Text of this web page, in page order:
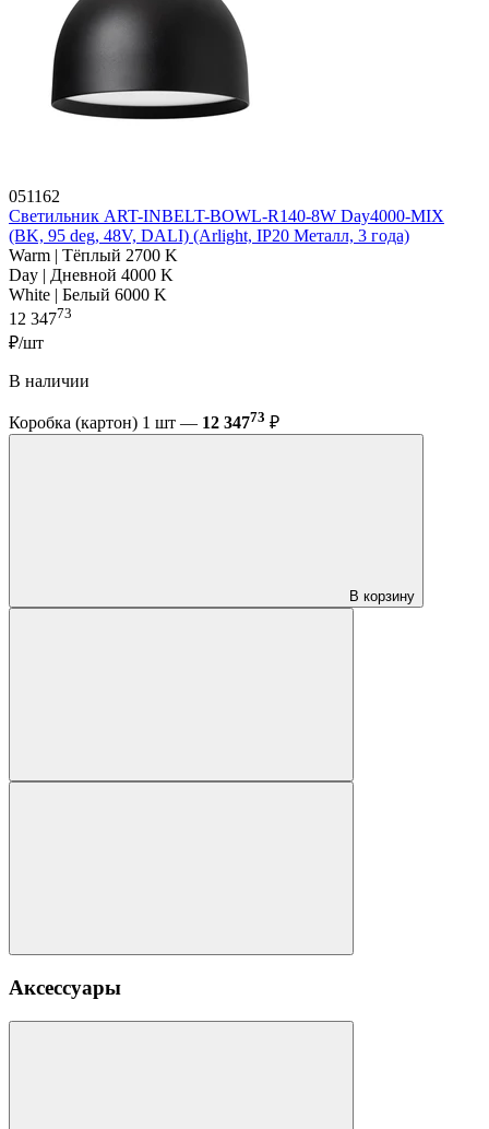
051162
Светильник ART-INBELT-BOWL-R140-8W Day4000-MIX
(BK, 95 deg, 48V, DALI) (Arlight, IP20 Металл, 3 года)
Warm | Тёплый 2700 K
Day | Дневной 4000 K
White | Белый 6000 K
12 34773
₽/шт
В наличии
Коробка (картон) 1 шт — 12 34773 ₽
В корзину
Аксессуары